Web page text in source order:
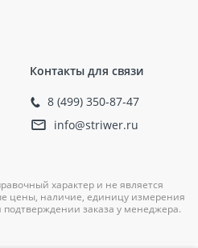
для
при возведении зданий
в построенных
таких достоинств:
веществам.
безопасные
конструкциях из бетона.
Контакты для связи
8 (499) 350-87-47
info@striwer.ru
характер и не является
цены, наличие, единицу измерения
заказа у менеджера.